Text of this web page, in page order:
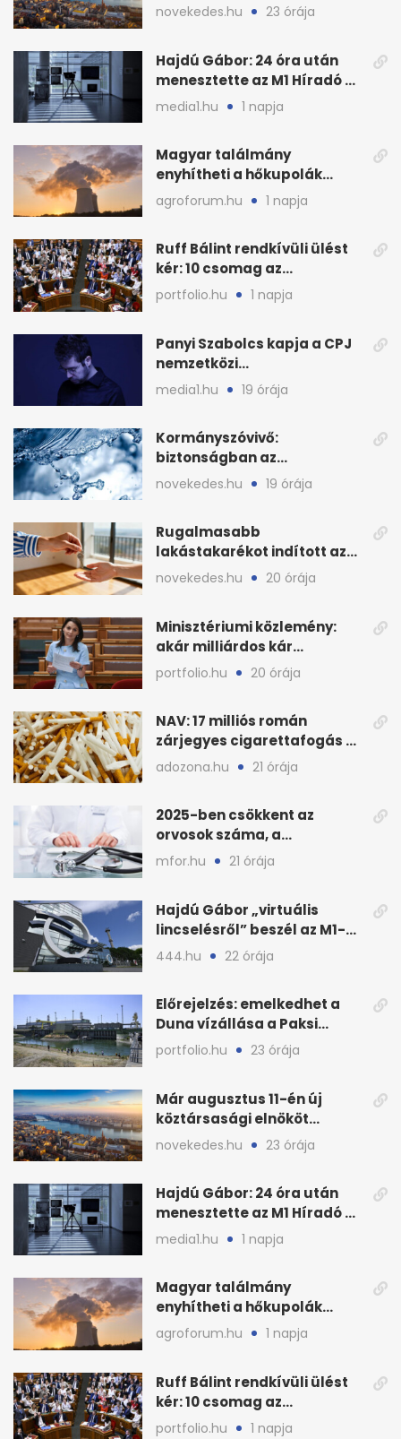
választhat az Országgyűlés
novekedes.hu 23 órája
Hajdú Gábor: 24 óra után
menesztette az M1 Híradó a
főszerkesztőt
media1.hu 1 napja
Magyar találmány
enyhítheti a hőkupolák
miatti extrém hőséget
agroforum.hu 1 napja
Ruff Bálint rendkívüli ülést
kér: 10 csomag az
Országgyűlés előtt
portfolio.hu 1 napja
Panyi Szabolcs kapja a CPJ
nemzetközi
sajtószabadság-díját
media1.hu 19 órája
Kormányszóvivő:
biztonságban az
ivóvízkészlet, nincs
novekedes.hu 19 órája
Rugalmasabb
lakástakarékot indított az
OTP: két köztes kilépéssel
novekedes.hu 20 órája
Minisztériumi közlemény:
akár milliárdos kár
fenyegette Budapest fáit
portfolio.hu 20 órája
NAV: 17 milliós román
zárjegyes cigarettafogás az
M1-esen
adozona.hu 21 órája
2025-ben csökkent az
orvosok száma, a
háziorvosokra még több
mfor.hu 21 órája
Hajdú Gábor „virtuális
lincselésről” beszél az M1-
ből kirúgása után
444.hu 22 órája
Előrejelzés: emelkedhet a
Duna vízállása a Paksi
Atomerőműnél
portfolio.hu 23 órája
Már augusztus 11-én új
köztársasági elnököt
választhat az Országgyűlés
novekedes.hu 23 órája
Hajdú Gábor: 24 óra után
menesztette az M1 Híradó a
főszerkesztőt
media1.hu 1 napja
Magyar találmány
enyhítheti a hőkupolák
miatti extrém hőséget
agroforum.hu 1 napja
Ruff Bálint rendkívüli ülést
kér: 10 csomag az
Országgyűlés előtt
portfolio.hu 1 napja